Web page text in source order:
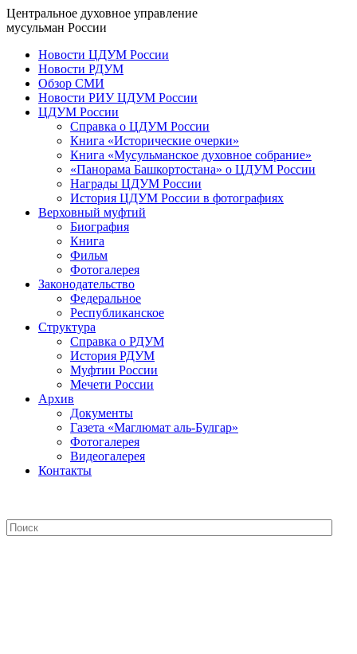
Центральное духовное управление
мусульман России
Новости ЦДУМ России
Новости РДУМ
Обзор СМИ
Новости РИУ ЦДУМ России
ЦДУМ России
Справка о ЦДУМ России
Книга «Исторические очерки»
Книга «Мусульманское духовное собрание»
«Панорама Башкортостана» о ЦДУМ России
Награды ЦДУМ России
История ЦДУМ России в фотографиях
Верховный муфтий
Биография
Книга
Фильм
Фотогалерея
Законодательство
Федеральное
Республиканское
Структура
Справка о РДУМ
История РДУМ
Муфтии России
Мечети России
Архив
Документы
Газета «Маглюмат аль-Булгар»
Фотогалерея
Видеогалерея
Контакты